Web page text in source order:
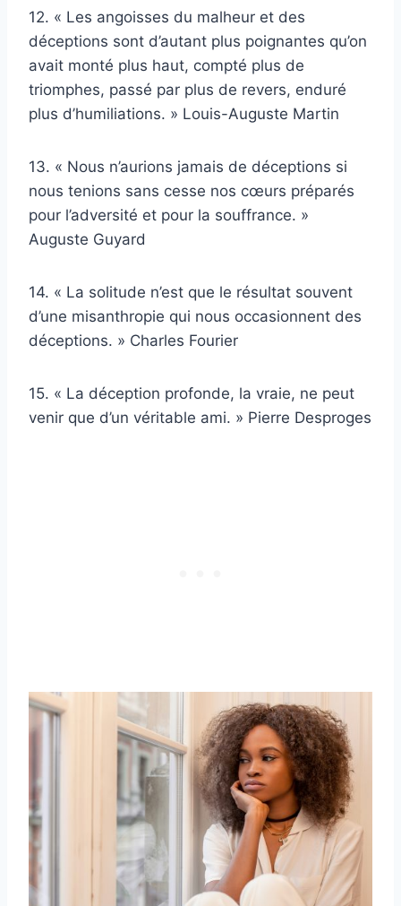
12. « Les angoisses du malheur et des
déceptions sont d’autant plus poignantes qu’on
avait monté plus haut, compté plus de
triomphes, passé par plus de revers, enduré
plus d’humiliations. » Louis-Auguste Martin
13. « Nous n’aurions jamais de déceptions si
nous tenions sans cesse nos cœurs préparés
pour l’adversité et pour la souffrance. »
Auguste Guyard
14. « La solitude n’est que le résultat souvent
d’une misanthropie qui nous occasionnent des
déceptions. » Charles Fourier
15. « La déception profonde, la vraie, ne peut
venir que d’un véritable ami. » Pierre Desproges